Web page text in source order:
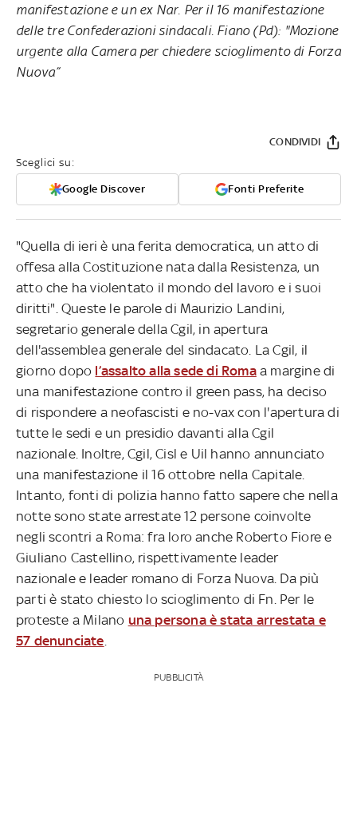
manifestazione e un ex Nar. Per il 16 manifestazione
delle tre Confederazioni sindacali. Fiano (Pd): "Mozione
urgente alla Camera per chiedere scioglimento di Forza
Nuova”
Sceglici su:
Google Discover Fonti Preferite
CONDIVIDI
"Quella di ieri è una ferita democratica, un atto di
offesa alla Costituzione nata dalla Resistenza, un
atto che ha violentato il mondo del lavoro e i suoi
diritti". Queste le parole di Maurizio Landini,
segretario generale della Cgil, in apertura
dell'assemblea generale del sindacato. La Cgil, il
giorno dopo l’assalto alla sede di Romaa margine di
una manifestazione contro il green pass, ha deciso
di rispondere a neofascisti e no-vax con l'apertura di
tutte le sedi e un presidio davanti alla Cgil
nazionale. Inoltre, Cgil, Cisl e Uil hanno annunciato
una manifestazione il 16 ottobre nella Capitale.
Intanto, fonti di polizia hanno fatto sapere che nella
notte sono state arrestate 12 persone coinvolte
negli scontri a Roma: fra loro anche Roberto Fiore e
Giuliano Castellino, rispettivamente leader
nazionale e leader romano di Forza Nuova. Da più
parti è stato chiesto lo scioglimento di Fn. Per le
proteste a Milano una persona è stata arrestata e
57 denunciate
PUBBLICITÀ